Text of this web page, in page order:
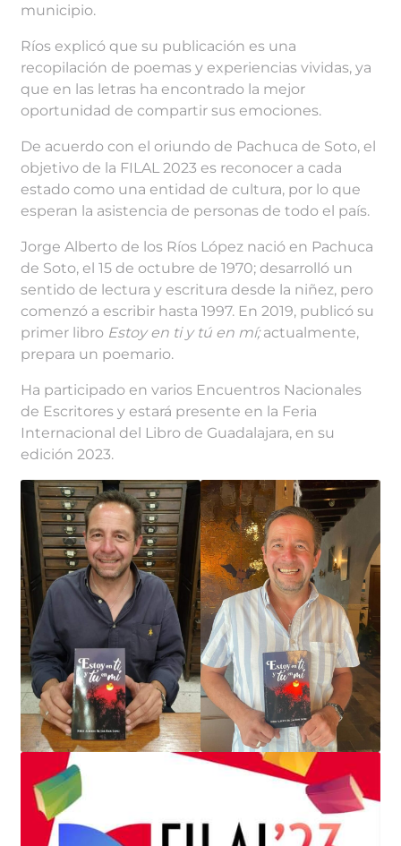
municipio.
Ríos explicó que su publicación es una
recopilación de poemas y experiencias vividas, ya
que en las letras ha encontrado la mejor
oportunidad de compartir sus emociones.
De acuerdo con el oriundo de Pachuca de Soto, el
objetivo de la FILAL 2023 es reconocer a cada
estado como una entidad de cultura, por lo que
esperan la asistencia de personas de todo el país.
Jorge Alberto de los Ríos López nació en Pachuca
de Soto, el 15 de octubre de 1970; desarrolló un
sentido de lectura y escritura desde la niñez, pero
comenzó a escribir hasta 1997. En 2019, publicó su
primer libro Estoy en ti y tú en mí;actualmente,
prepara un poemario.
Ha participado en varios Encuentros Nacionales
de Escritores y estará presente en la Feria
Internacional del Libro de Guadalajara, en su
edición 2023.